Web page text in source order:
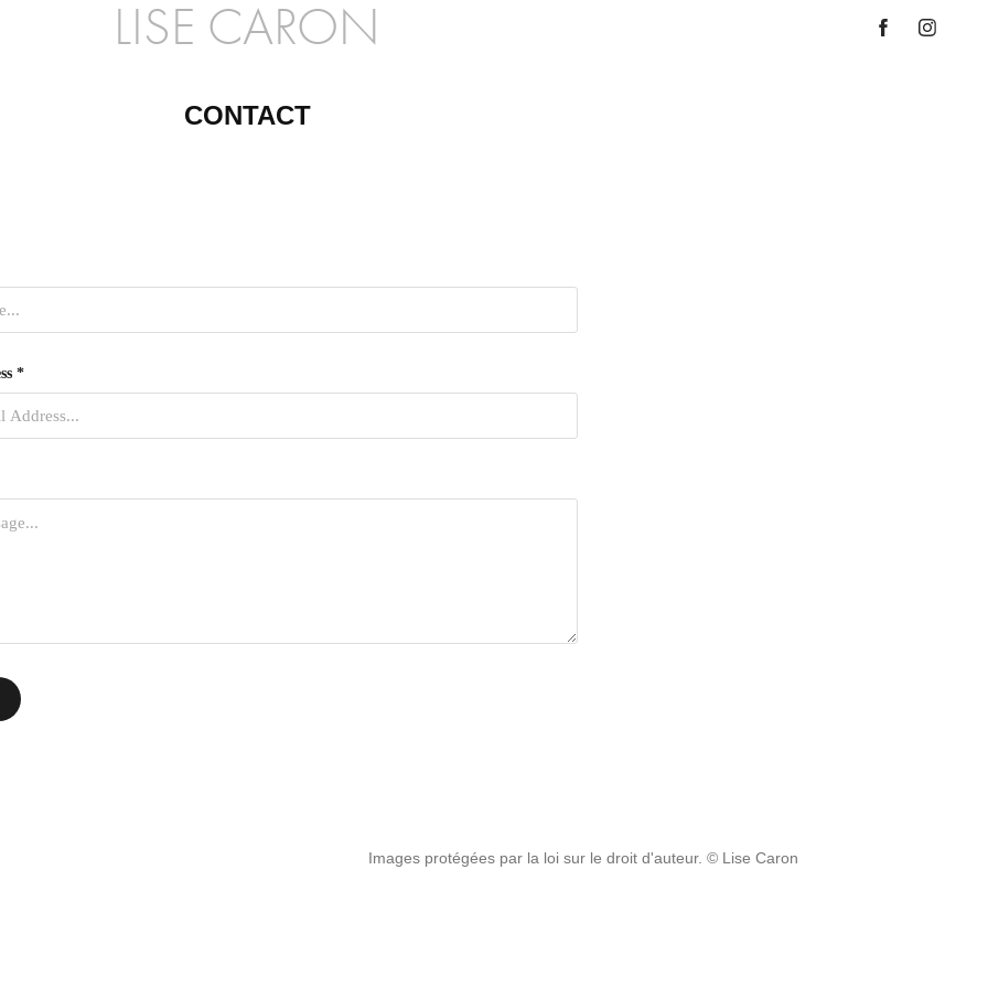
LISE CARON
CONTACT
*
Images protégées par la loi sur le droit d'auteur. © Lise Caron